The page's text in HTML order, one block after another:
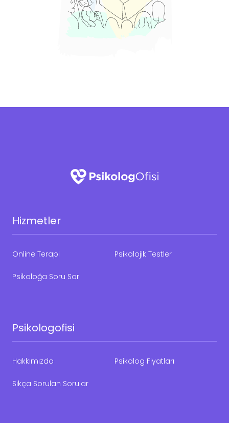
Hizmetler
Online Terapi Psikolojik Testler
Psikoloğa Soru Sor
Psikologofisi
Hakkımızda Psikolog Fiyatları
Sıkça Sorulan Sorular